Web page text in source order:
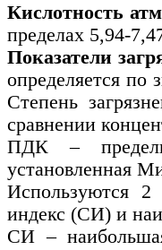
Кислотность
пределах 5,94-
Показатели
определяется по
Степень
сравнении
ПДК–
установленная
Используются 2
индекс (СИ) и
СИ–